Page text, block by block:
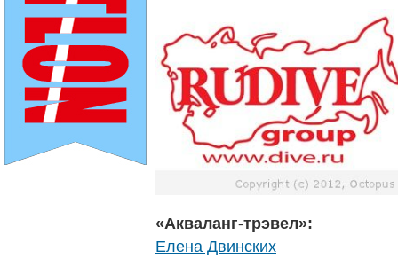
«Акваланг-трэвел»:
Елена Двинских